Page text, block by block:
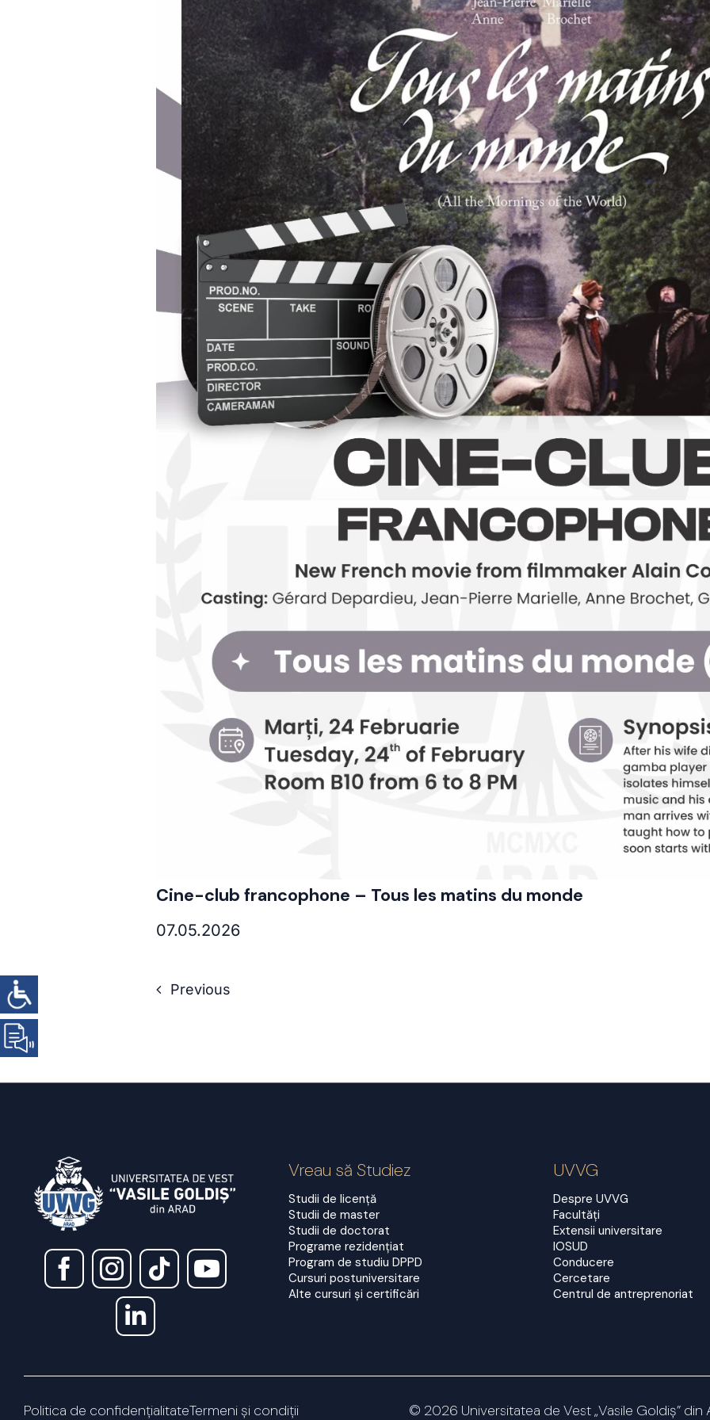
Cine-club francophone – Tous les matins du monde
07.05.2026
Previous
Vreau să Studiez
Studii de licență
Studii de master
Studii de doctorat
Programe rezidențiat
Program de studiu DPPD
Cursuri postuniversitare
Alte cursuri și certificări
UVVG
Despre UVVG
Facultăți
Extensii universitare
IOSUD
Conducere
Cercetare
Centrul de antreprenoriat
Politica de confidențialitateTermeni și condiții © 2026 Universitatea de Vest „Vasile Goldiș”